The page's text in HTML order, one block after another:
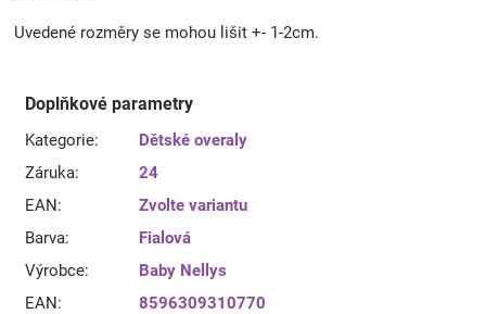
Uvedené rozměry se mohou lišit +- 1-2cm.
Doplňkové parametry
Kategorie:
Dětské overaly
Záruka:
24
EAN:
Zvolte variantu
Barva:
Fialová
Výrobce:
Baby Nellys
EAN: 8596309310770